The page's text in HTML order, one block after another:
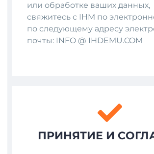
или обработке ваших данных,
свяжитесь с IHM по
по следующему адресу
почты: INFO @ IHDEMU.COM
ПРИНЯТИЕ И